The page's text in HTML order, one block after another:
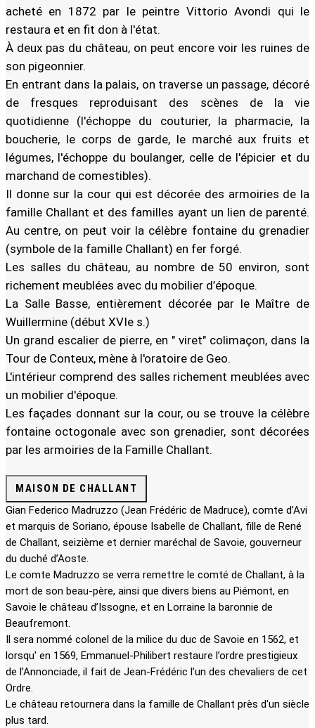
acheté en 1872 par le peintre Vittorio Avondi qui le
restaura et en fit don à l'état.
À deux pas du château, on peut encore voir les ruines de
son pigeonnier.
En entrant dans la palais, on traverse un passage, décoré
de fresques reproduisant des scènes de la vie
quotidienne (l'échoppe du couturier, la pharmacie, la
boucherie, le corps de garde, le marché aux fruits et
légumes, l'échoppe du boulanger, celle de l'épicier et du
marchand de comestibles).
Il donne sur la cour qui est décorée des armoiries de la
famille Challant et des familles ayant un lien de parenté.
Au centre, on peut voir la célèbre fontaine du grenadier
(symbole de la famille Challant) en fer forgé.
Les salles du château, au nombre de 50 environ, sont
richement meublées avec du mobilier d’époque.
La Salle Basse, entièrement décorée par le Maître de
Wuillermine (début XVIe s.)
Un grand escalier de pierre, en " viret" colimaçon, dans la
Tour de Conteux, mène à l'oratoire de Geo.
L'intérieur comprend des salles richement meublées avec
un mobilier d'époque.
Les façades donnant sur la cour, ou se trouve la célèbre
fontaine octogonale avec son grenadier, sont décorées
par les armoiries de la Famille Challant.
MAISON DE CHALLANT
Gian Federico Madruzzo (Jean Frédéric de Madruce), comte d’Avi
et marquis de Soriano, épouse Isabelle de Challant, fille de René
de Challant, seizième et dernier maréchal de Savoie, gouverneur
du duché d’Aoste.
Le comte Madruzzo se verra remettre le comté de Challant, à la
mort de son beau-père, ainsi que divers biens au Piémont, en
Savoie le château d’Issogne, et en Lorraine la baronnie de
Beaufremont.
Il sera nommé colonel de la milice du duc de Savoie en 1562, et
lorsqu' en 1569, Emmanuel-Philibert restaure l’ordre prestigieux
de l’Annonciade, il fait de Jean-Frédéric l’un des chevaliers de cet
Ordre.
Le château retournera dans la famille de Challant près d'un siècle
plus tard.